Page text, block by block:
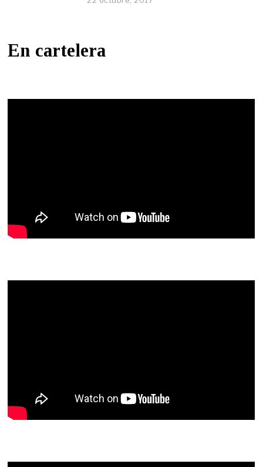
En cartelera